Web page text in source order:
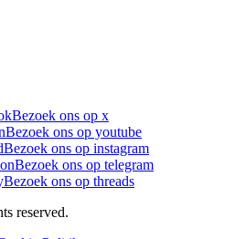
Bezoek ons op x
Bezoek ons op youtube
Bezoek ons op instagram
Bezoek ons op telegram
Bezoek ons op threads
reserved.